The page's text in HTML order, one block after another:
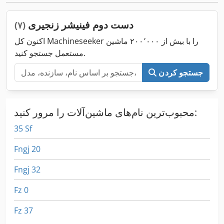
دست دوم فینیشر زنجیری (۷)
اکنون کل Machineseeker را با بیش از ۲۰۰٬۰۰۰ ماشین
مستعمل جستجو کنید.
جستجو کردن
محبوب‌ترین نام‌های ماشین‌آلات را مرور کنید:
35 Sf
Fngj 20
Fngj 32
Fz 0
Fz 37